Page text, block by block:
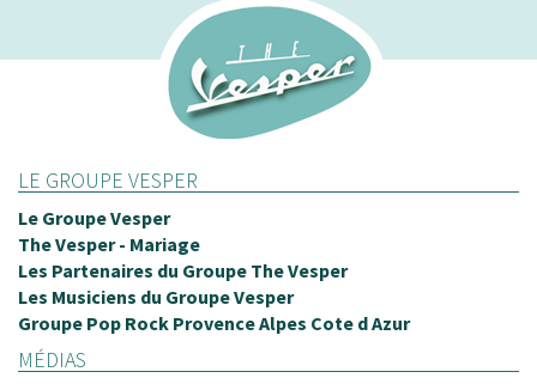
LE GROUPE VESPER
Le Groupe Vesper
The Vesper - Mariage
Les Partenaires du Groupe The Vesper
Les Musiciens du Groupe Vesper
Groupe Pop Rock Provence Alpes Cote d Azur
MÉDIAS